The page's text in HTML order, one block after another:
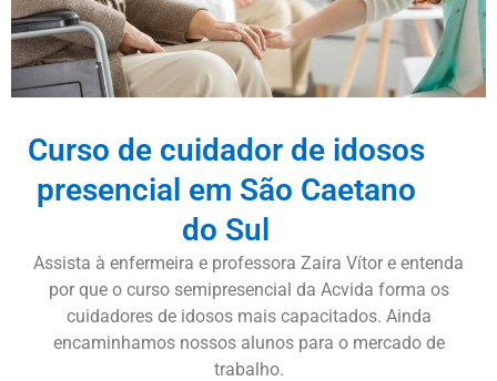
Curso de cuidador de idosos
presencial em São Caetano
do Sul
Assista à enfermeira e professora Zaira Vítor e entenda
por que o curso semipresencial da Acvida forma os
cuidadores de idosos mais capacitados. Ainda
encaminhamos nossos alunos para o mercado de
trabalho.